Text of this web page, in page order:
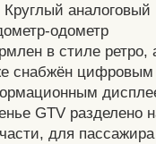
Круглый аналоговый
одометр
в стиле ретро,
снабжён цифровым
GTV разделено
для